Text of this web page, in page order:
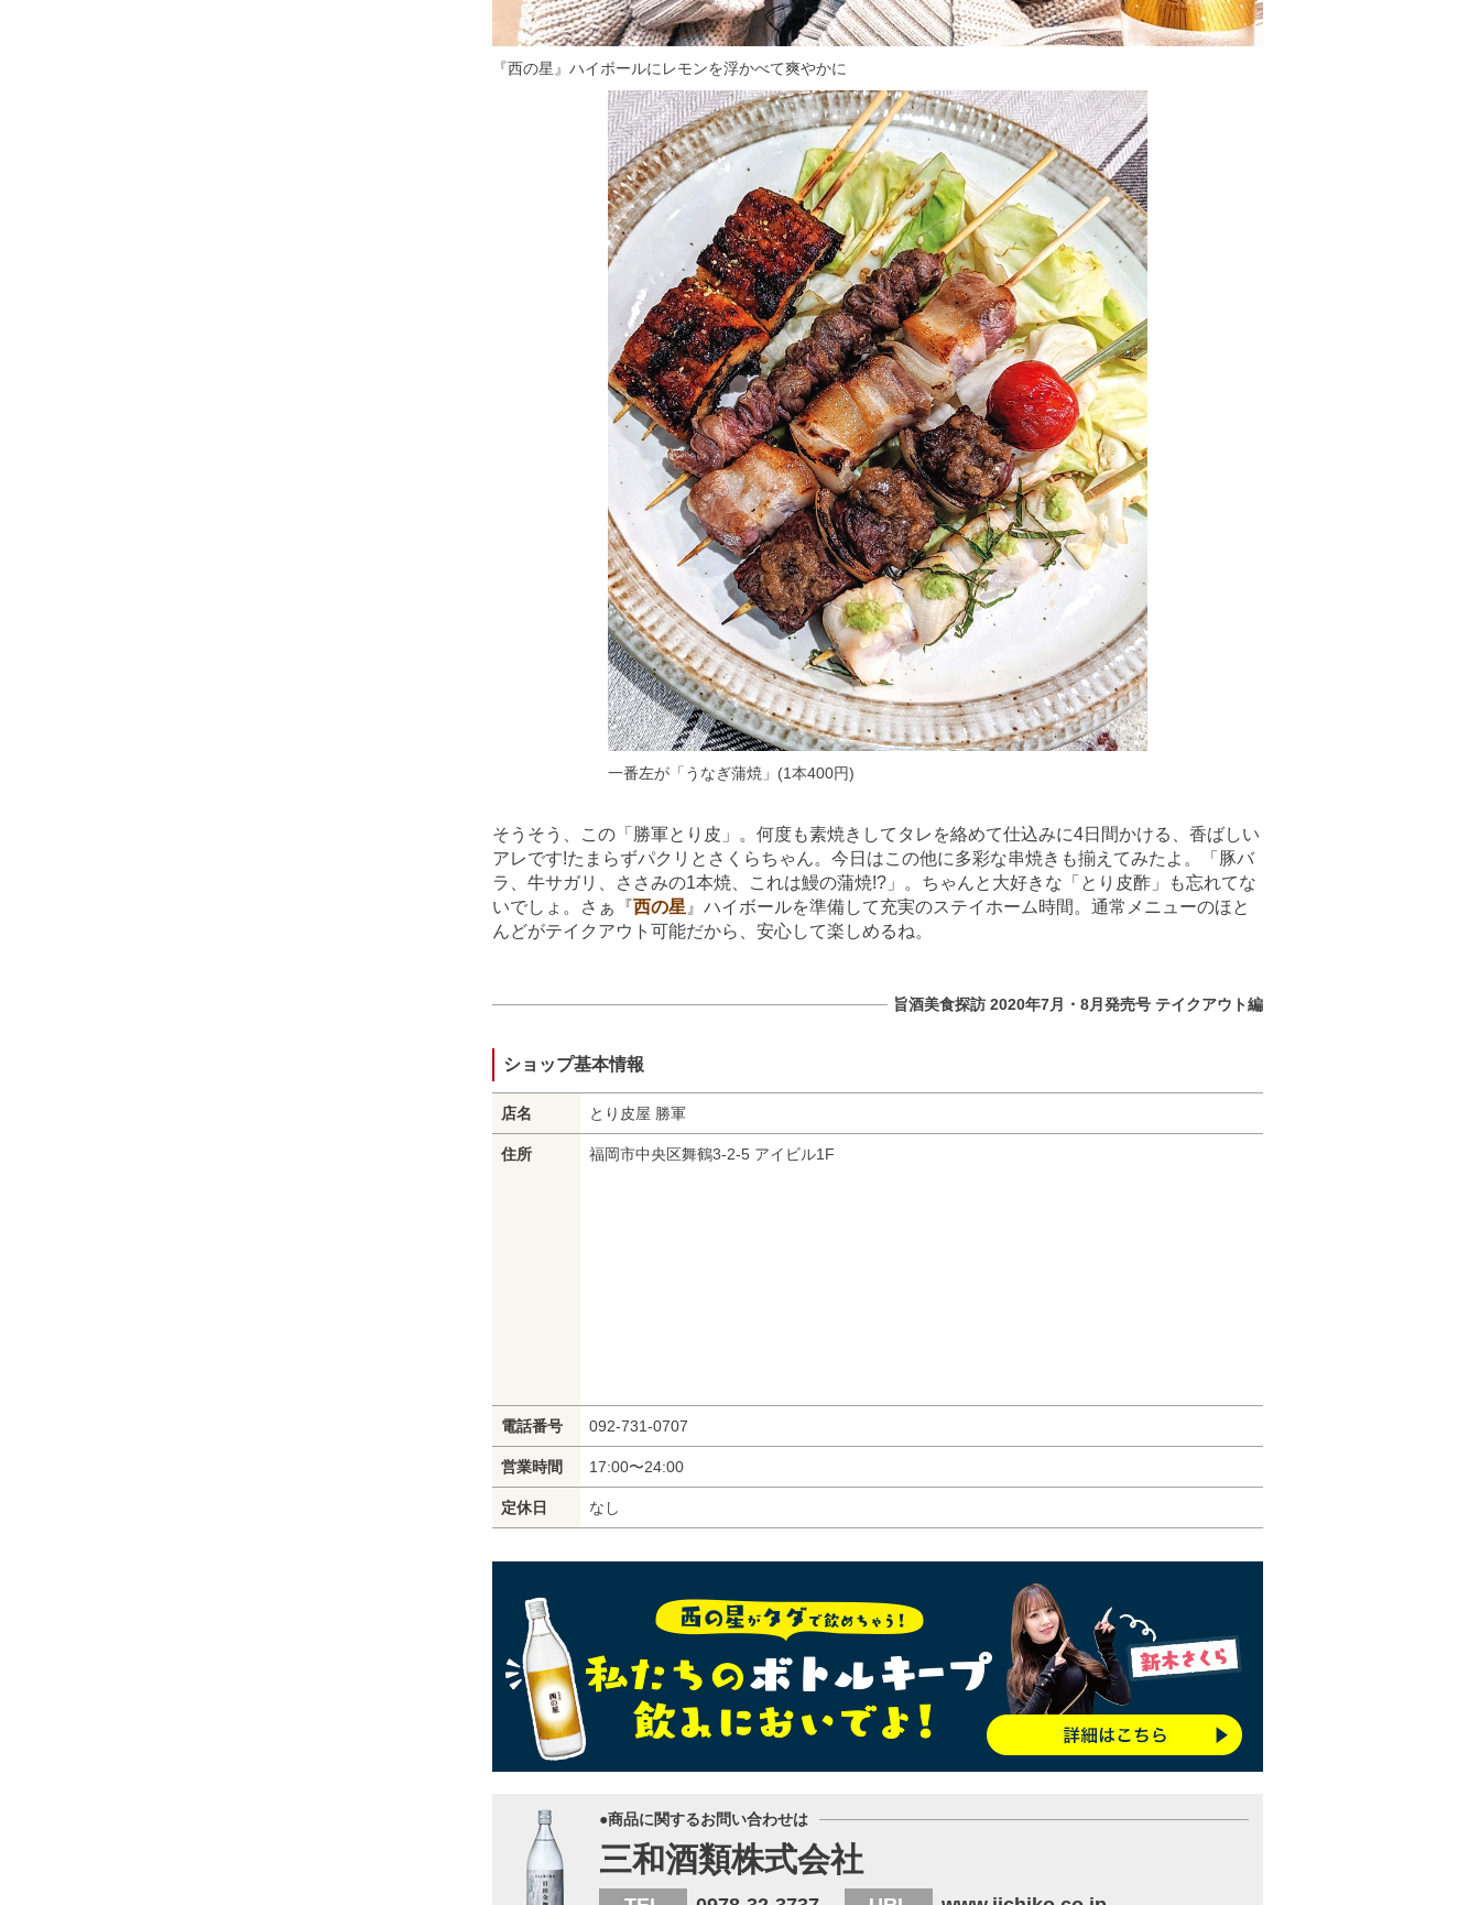
『西の星』ハイボールにレモンを浮かべて爽やかに
一番左が「うなぎ蒲焼」(1本400円)
そうそう、この「勝軍とり皮」。何度も素焼きしてタレを絡めて仕込みに4日間かける、香ばしい
アレです!たまらずパクリとさくらちゃん。今日はこの他に多彩な串焼きも揃えてみたよ。「豚バ
ラ、牛サガリ、ささみの1本焼、これは鰻の蒲焼!?」。ちゃんと大好きな「とり皮酢」も忘れてな
いでしょ。さぁ『西の星 』ハイボールを準備して充実のステイホーム時間。通常メニューのほと
んどがテイクアウト可能だから、安心して楽しめるね。
旨酒美食探訪 2020年7月・8月発売号 テイクアウト編
ショップ基本情報
店名 とり皮屋 勝軍
住所 福岡市中央区舞鶴3-2-5 アイビル1F
電話番号 092-731-0707
営業時間 17:00〜24:00
定休日 なし
●商品に関するお問い合わせは
三和酒類株式会社